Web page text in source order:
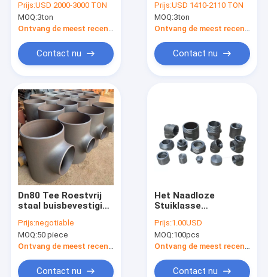
Producten
Ongeveer ons
Fabrieksreis
Kwaliteitscontrole
Nieuws
Gevallen
Elleboog van de
Staalpijp het T-
stukreductiemiddel
Prijs:USD 2000-3000 TON
MOQ:3ton
Ontvang de meest recente Prijs
Contact nu
WPB P245GH
S235JRG2 ST372
Elleboog van de
EN10253
Prijs:USD 1410-2110 TON
MOQ:3ton
Ontvang de meest recente Prijs
Contact nu
Dn80 Tee Roestvrij
staal buisbevestiging
verf Technieken
gesmeed
Prijs:negotiable
MOQ:50 piece
Ontvang de meest recente Prijs
Contact nu
Het Naadloze
Stuiklasse
DIN En10253 het
Passen van A234WPB
Prijs:1.00USD
MOQ:100pcs
Ontvang de meest recente Prijs
Contact nu